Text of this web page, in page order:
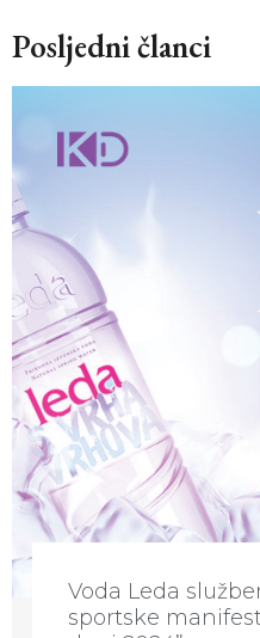
Posljedni članci
Voda Leda
sportske